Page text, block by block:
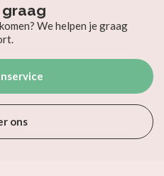
graag
We helpen je graag
ons